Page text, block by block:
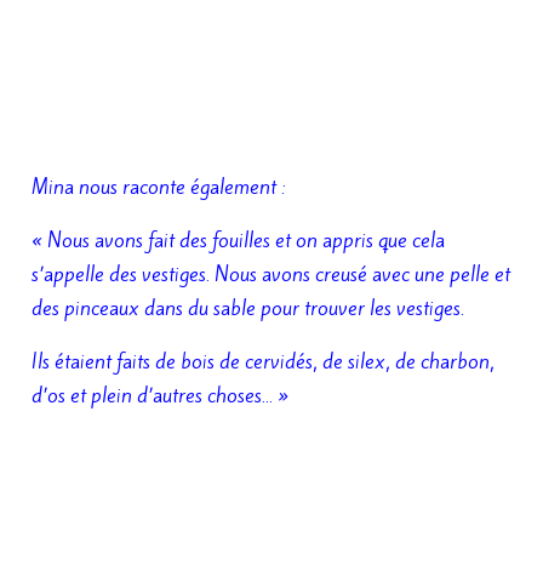
Mina nous raconte également :
« Nous avons fait des fouilles et on appris que cela
s’appelle des vestiges. Nous avons creusé avec une pelle et
des pinceaux dans du sable pour trouver les vestiges.
Ils étaient faits de bois de cervidés, de silex, de charbon,
d’os et plein d’autres choses… »